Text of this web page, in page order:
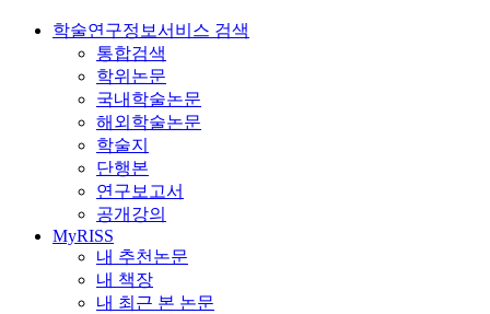
학술연구정보서비스 검색
통합검색
학위논문
국내학술논문
해외학술논문
학술지
단행본
연구보고서
공개강의
MyRISS
내 추천논문
내 책장
내 최근 본 논문